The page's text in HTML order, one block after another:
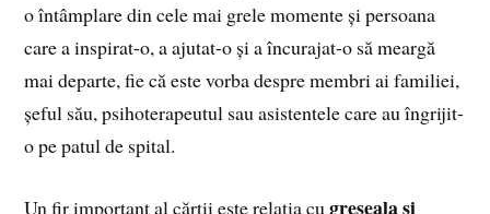
o întâmplare din cele mai grele momente și persoana
care a inspirat-o, a ajutat-o și a încurajat-o să meargă
mai departe, fie că este vorba despre membri ai familiei,
șeful său, psihoterapeutul sau asistentele care au îngrijit-
o pe patul de spital.
Un fir important al cărții este relația cugreșeala și